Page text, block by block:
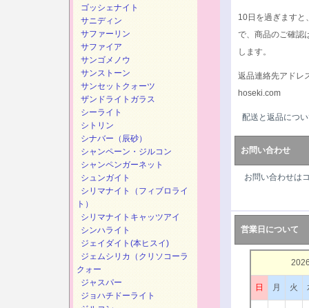
10日を過ぎますと
で、商品のご確認
します。
返品連絡先アドレ
hoseki.com
配送と返品につ
お問い合わせ
お問い合わせは
営業日について
日 月 火
ゴッシェナイト
サニディン
サファーリン
サファイア
サンゴメノウ
サンストーン
サンセットクォーツ
ザンドライトガラス
シーライト
シトリン
シナバー（辰砂）
シャンペーン・ジルコン
シャンペンガーネット
シュンガイト
シリマナイト（フィブロライ
ト）
シリマナイトキャッツアイ
シンハライト
ジェイダイト(本ヒスイ)
ジェムシリカ（クリソコーラ
クォー
ジャスパー
ジョハチドーライト